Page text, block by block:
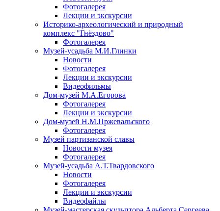
Фотогалерея
Лекции и экскурсии
Историко-археологический и природный
комплекс "Гнёздово"
Фотогалерея
Музей-усадьба М.И.Глинки
Новости
Фотогалерея
Лекции и экскурсии
Видеофильмы
Дом-музей М.А.Егорова
Фотогалерея
Лекции и экскурсии
Дом-музей Н.М.Пржевальского
Фотогалерея
Музей партизанской славы
Новости музея
Фотогалерея
Музей-усадьба А.Т.Твардовского
Новости
Фотогалерея
Лекции и экскурсии
Видеофайлы